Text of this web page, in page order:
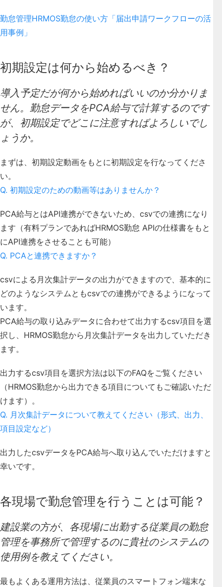
勤怠管理HRMOS勤怠の使い方「届出申請ワークフローの活
用事例」
初期設定は何から始めるべき？
導入予定だが何から始めればいいのか分かりま
せん。勤怠データをPCA給与で計算するのです
が、初期設定でどこに注意すればよろしいでし
ょうか。
まずは、初期設定動画をもとに初期設定を行なってくださ
い。
Q. 初期設定のための動画等はありませんか？
PCA給与とはAPI連携ができないため、csvでの連携になり
ます（有料プランであればHRMOS勤怠 APIの仕様書をもと
にAPI連携をさせることも可能）
Q. PCAと連携できますか？
csvによる月次集計データの出力ができますので、基本的に
どのようなシステムともcsvでの連携ができるようになって
います。
PCA給与の取り込みデータに合わせて出力するcsv項目を選
択し、HRMOS勤怠から月次集計データを出力していただき
ます。
出力するcsv項目を選択方法は以下のFAQをご覧ください
（HRMOS勤怠から出力できる項目についてもご確認いただ
けます）。
Q. 月次集計データについて教えてください（形式、出力、
項目設定など）
出力したcsvデータをPCA給与へ取り込んでいただけますと
幸いです。
各現場で勤怠管理を行うことは可能？
建設業の方が、各現場に出勤する従業員の勤怠
管理を事務所で管理するのに貴社のシステムの
使用例を教えてください。
最もよくある運用方法は、従業員のスマートフォン端末な